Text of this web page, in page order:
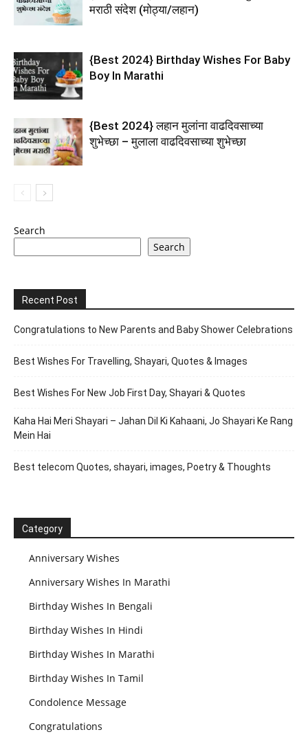
मराठी संदेश (मोठ्या/लहान)
{Best 2024} Birthday Wishes For Baby
Boy In Marathi
{Best 2024} लहान मुलांना वाढदिवसाच्या
शुभेच्छा – मुलाला वाढदिवसाच्या शुभेच्छा
Search
Search
Recent Post
Congratulations to New Parents and Baby Shower Celebrations
Best Wishes For Travelling, Shayari, Quotes & Images
Best Wishes For New Job First Day, Shayari & Quotes
Kaha Hai Meri Shayari – Jahan Dil Ki Kahaani, Jo Shayari Ke Rang
Mein Hai
Best telecom Quotes, shayari, images, Poetry & Thoughts
Category
Anniversary Wishes
Anniversary Wishes In Marathi
Birthday Wishes In Bengali
Birthday Wishes In Hindi
Birthday Wishes In Marathi
Birthday Wishes In Tamil
Condolence Message
Congratulations